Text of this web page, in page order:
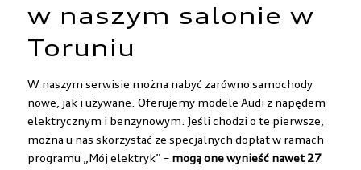
w naszym salonie w
Toruniu
W naszym serwisie można nabyć zarówno samochody
nowe, jak i używane. Oferujemy modele Audi z napędem
elektrycznym i benzynowym. Jeśli chodzi o te pierwsze,
można u nas skorzystać ze specjalnych dopłat w ramach
programu „Mój elektryk” – mogą one wynieść nawet 27